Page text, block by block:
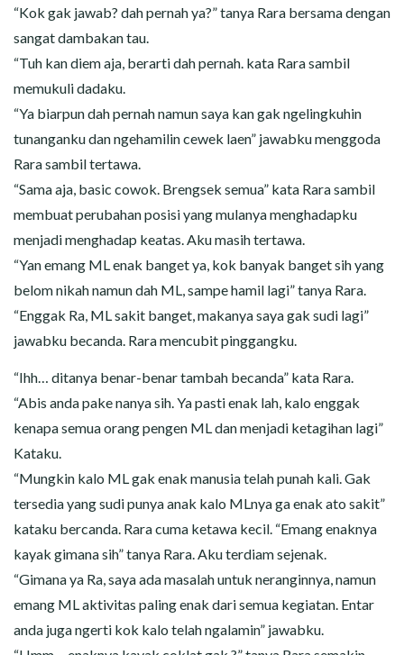
“Kok gak jawab? dah pernah ya?” tanya Rara bersama dengan
sangat dambakan tau.
“Tuh kan diem aja, berarti dah pernah. kata Rara sambil
memukuli dadaku.
“Ya biarpun dah pernah namun saya kan gak ngelingkuhin
tunanganku dan ngehamilin cewek laen” jawabku menggoda
Rara sambil tertawa.
“Sama aja, basic cowok. Brengsek semua” kata Rara sambil
membuat perubahan posisi yang mulanya menghadapku
menjadi menghadap keatas. Aku masih tertawa.
“Yan emang ML enak banget ya, kok banyak banget sih yang
belom nikah namun dah ML, sampe hamil lagi” tanya Rara.
“Enggak Ra, ML sakit banget, makanya saya gak sudi lagi”
jawabku becanda. Rara mencubit pinggangku.
“Ihh… ditanya benar-benar tambah becanda” kata Rara.
“Abis anda pake nanya sih. Ya pasti enak lah, kalo enggak
kenapa semua orang pengen ML dan menjadi ketagihan lagi”
Kataku.
“Mungkin kalo ML gak enak manusia telah punah kali. Gak
tersedia yang sudi punya anak kalo MLnya ga enak ato sakit”
kataku bercanda. Rara cuma ketawa kecil. “Emang enaknya
kayak gimana sih” tanya Rara. Aku terdiam sejenak.
“Gimana ya Ra, saya ada masalah untuk neranginnya, namun
emang ML aktivitas paling enak dari semua kegiatan. Entar
anda juga ngerti kok kalo telah ngalamin” jawabku.